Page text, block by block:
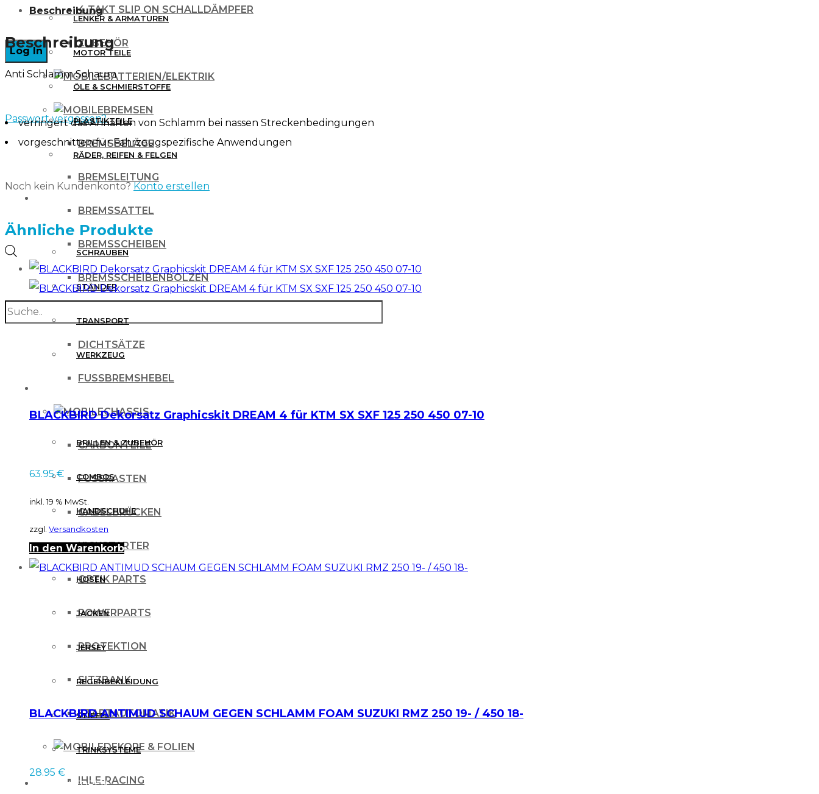
4 TAKT SLIP ON SCHALLDÄMPFER
ZUBEHÖR
BATTERIEN/ELEKTRIK
BREMSEN
BREMSBELÄGE
BREMSLEITUNG
BREMSSATTEL
BREMSSCHEIBEN
BREMSSCHEIBENBOLZEN
DICHTSÄTZE
FUSSBREMSHEBEL
CHASSIS
CARBONTEILE
FUSSRASTEN
GABELBRÜCKEN
KICKSTARTER
OPTIK PARTS
POWERPARTS
PROTEKTION
SITZBANK
STARTAUTOMATIK
DEKORE & FOLIEN
IHLE-RACING
Passwort vergessen?
Noch kein Kundenkonto? Konto erstellen
Products
search
LENKER & ARMATUREN
MOTOR TEILE
ÖLE & SCHMIERSTOFFE
PLASTIKTEILE
RÄDER, REIFEN & FELGEN
SCHRAUBEN
STÄNDER
TRANSPORT
WERKZEUG
BRILLEN & ZUBEHÖR
COMBOS
HANDSCHUHE
HELME
HOSEN
JACKEN
JERSEY
REGENBEKLEIDUNG
STIEFEL
TRINKSYSTEME
PROTEKTOREN
GEGEN
SCHLAMM
FOAM
KAWASAKI
250
450
18
Menge
Beschreibung
Beschreibung
Anti Schlamm Schaum
verringert das Anhaften von Schlamm bei nassen Streckenbedingungen
vorgeschnitten für Fahrzeugspezifische Anwendungen
Ähnliche Produkte
BLACKBIRD Dekorsatz Graphicskit DREAM 4 für KTM SX SXF 125 250 450 07-10
63.95€
inkl. 19 % MwSt.
zzgl. Versandkosten
In den Warenkorb
BLACKBIRD ANTIMUD SCHAUM GEGEN SCHLAMM FOAM SUZUKI RMZ 250 19- / 450 18-
28.95 €